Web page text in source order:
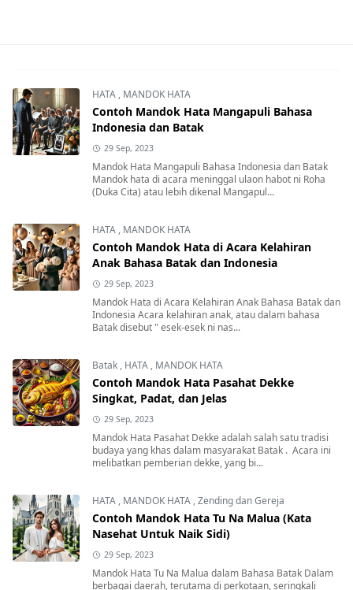
HATA , MANDOK HATA
Contoh Mandok Hata Mangapuli Bahasa
Indonesia dan Batak
29 Sep, 2023
Mandok Hata Mangapuli Bahasa Indonesia dan Batak
Mandok hata di acara meninggal ulaon habot ni Roha
(Duka Cita) atau lebih dikenal Mangapul...
HATA , MANDOK HATA
Contoh Mandok Hata di Acara Kelahiran
Anak Bahasa Batak dan Indonesia
29 Sep, 2023
Mandok Hata di Acara Kelahiran Anak Bahasa Batak dan
Indonesia Acara kelahiran anak, atau dalam bahasa
Batak disebut " esek-esek ni nas...
Batak , HATA , MANDOK HATA
Contoh Mandok Hata Pasahat Dekke
Singkat, Padat, dan Jelas
29 Sep, 2023
Mandok Hata Pasahat Dekke adalah salah satu tradisi
budaya yang khas dalam masyarakat Batak . Acara ini
melibatkan pemberian dekke, yang bi...
HATA , MANDOK HATA ,Zending dan Gereja
Contoh Mandok Hata Tu Na Malua (Kata
Nasehat Untuk Naik Sidi)
29 Sep, 2023
Mandok Hata Tu Na Malua dalam Bahasa Batak Dalam
berbagai daerah, terutama di perkotaan, seringkali